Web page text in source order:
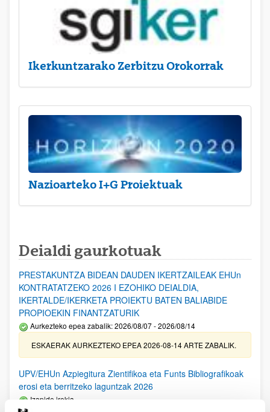
Ikerkuntzarako Zerbitzu Orokorrak
Nazioarteko I+G Proiektuak
Deialdi gaurkotuak
PRESTAKUNTZA BIDEAN DAUDEN IKERTZAILEAK EHUn
KONTRATATZEKO 2026 I EZOHIKO DEIALDIA,
IKERTALDE/IKERKETA PROIEKTU BATEN BALIABIDE
PROPIOEKIN FINANTZATURIK
Aurkezteko epea zabalik: 2026/08/07 - 2026/08/14
ESKAERAK AURKEZTEKO EPEA 2026-08-14 ARTE ZABALIK.
UPV/EHUn Azpiegitura Zientifikoa eta Funts Bibliografikoak
erosi eta berritzeko laguntzak 2026
Izapide irekia